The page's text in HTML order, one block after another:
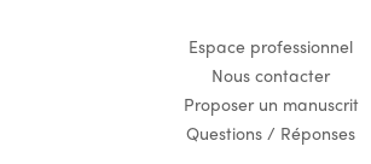
Espace professionnel
Nous contacter
Proposer un manuscrit
Questions / Réponses